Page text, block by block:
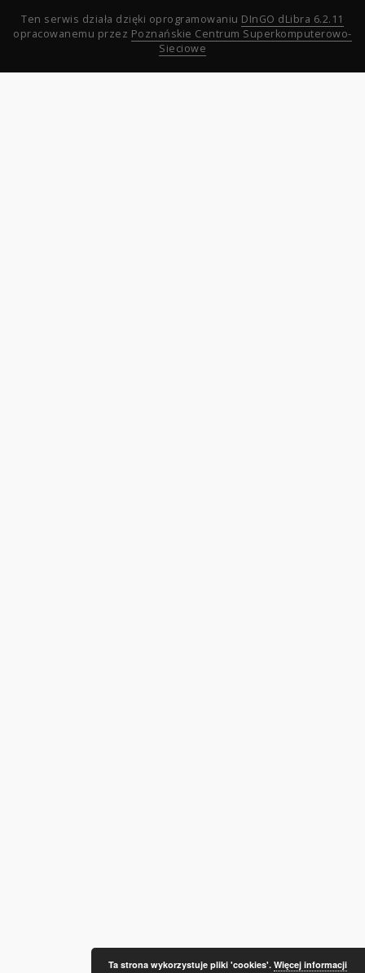
Ten serwis działa dzięki oprogramowaniu DInGO dLibra 6.2.11
opracowanemu przez Poznańskie Centrum Superkomputerowo-
Sieciowe
Ta strona wykorzystuje pliki 'cookies'. Więcej informacji